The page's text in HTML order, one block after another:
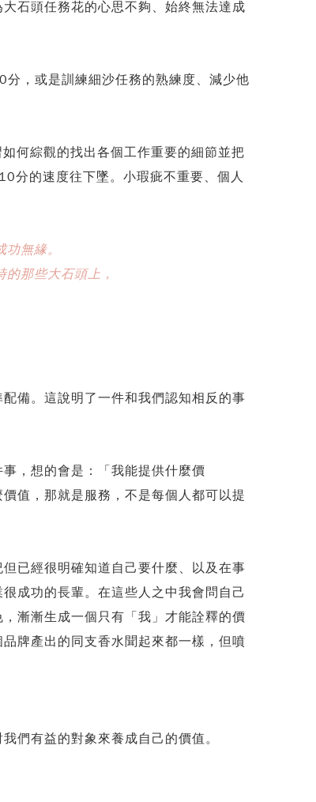
石頭任務花的心思不夠、始終無法達成
，或是訓練細沙任務的熟練度、減少他
何綜觀的找出各個工作重要的細節並把
分的速度往下墜。小瑕疵不重要、個人
無緣。
那些大石頭上，
備。這說明了一件和我們認知相反的事
，想的會是：「我能提供什麼價
值，那就是服務，不是每個人都可以提
已經很明確知道自己要什麼、以及在事
成功的長輩。在這些人之中我會問自己
漸漸生成一個只有「我」才能詮釋的價
牌產出的同支香水聞起來都一樣，但噴
們有益的對象來養成自己的價值。